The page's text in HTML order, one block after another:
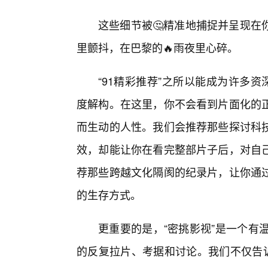
这些细节被🤔精准地捕捉并呈现在
里颤抖，在巴黎的🔥雨夜里心碎。
“91精彩推荐”之所以能成为许多
度解构。在这里，你不会看到片面化
而生动的人性。我们会推荐那些探讨
效，却能让你在看完整部片子后，对
荐那些跨越文化隔阂的纪录片，让你
的生存方式。
更重要的是，“密挑影视”是一个
的反复拉片、考据和讨论。我们不仅